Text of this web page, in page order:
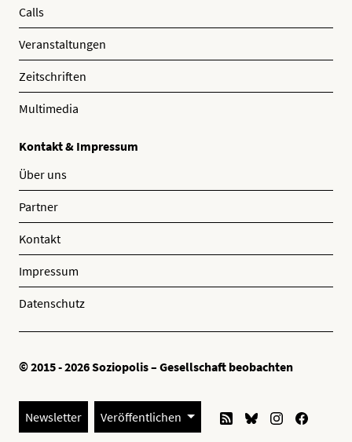
Calls
Veranstaltungen
Zeitschriften
Multimedia
Kontakt & Impressum
Über uns
Partner
Kontakt
Impressum
Datenschutz
© 2015 - 2026 Soziopolis – Gesellschaft beobachten
Newsletter Veröffentlichen